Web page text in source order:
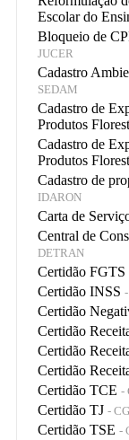
Escolar do
Bloqueio de
JUCER
Cadastro
SEDAM
Cadastro de
Produtos
Cadastro de
Produtos
Cadastro de
IDARON
Carta de
Central de
DETRAN
Certidão FGTS
Certidão INSS
Certidão
Certidão
Certidão
Certidão
Certidão TCE -
Certidão TJ -
Certidão TSE -